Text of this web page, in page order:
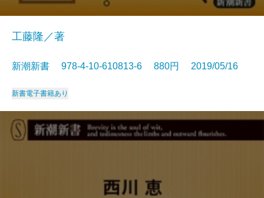
工藤隆／著
新潮新書 978-4-10-610813-6 880円 2019/05/16
新書電子書籍あり